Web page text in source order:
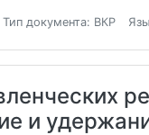
Тип документа: ВКР
и